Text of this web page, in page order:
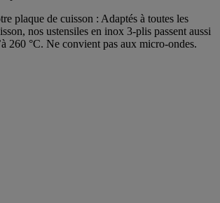
plaque de cuisson : Adaptés à toutes les
nos ustensiles en inox 3-plis passent aussi
260 °C. Ne convient pas aux micro-ondes.